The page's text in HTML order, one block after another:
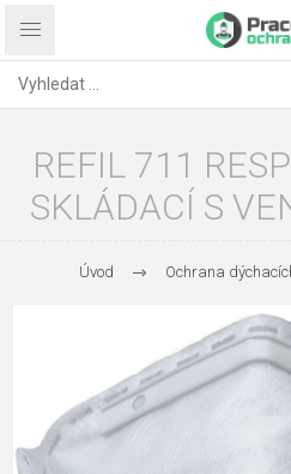
REFIL 711
SKLÁDACÍ S
Úvod Ochrana